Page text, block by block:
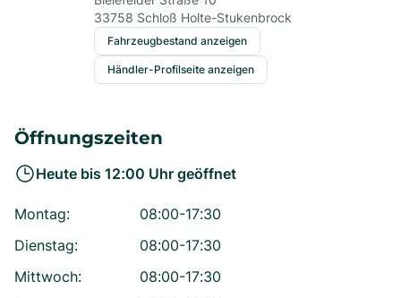
33758 Schloß Holte-Stukenbrock
Fahrzeugbestand anzeigen
Händler-Profilseite anzeigen
Öffnungszeiten
Heute bis 12:00 Uhr geöffnet
Montag:
08:00-17:30
Dienstag:
08:00-17:30
Mittwoch:
08:00-17:30